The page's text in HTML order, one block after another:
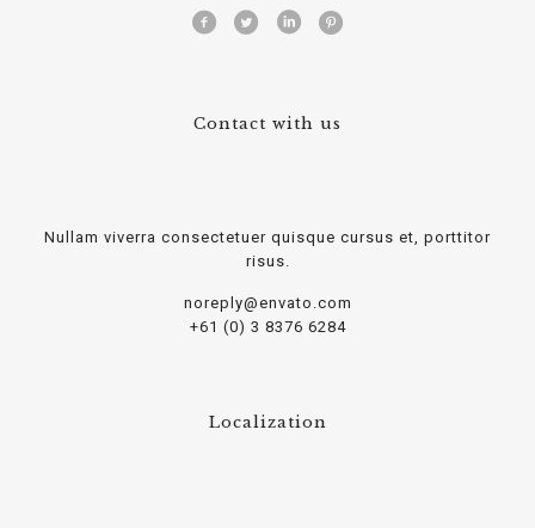
Contact with us
Nullam viverra consectetuer quisque cursus et, porttitor
risus.
noreply@envato.com
+61 (0) 3 8376 6284
Localization